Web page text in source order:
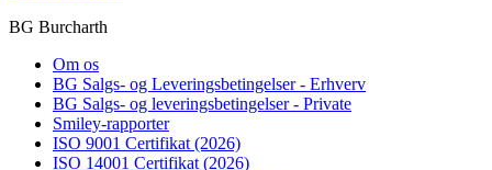
BG Burcharth
Om os
BG Salgs- og Leveringsbetingelser - Erhverv
BG Salgs- og leveringsbetingelser - Private
Smiley-rapporter
ISO 9001 Certifikat (2026)
ISO 14001 Certifikat (2026)